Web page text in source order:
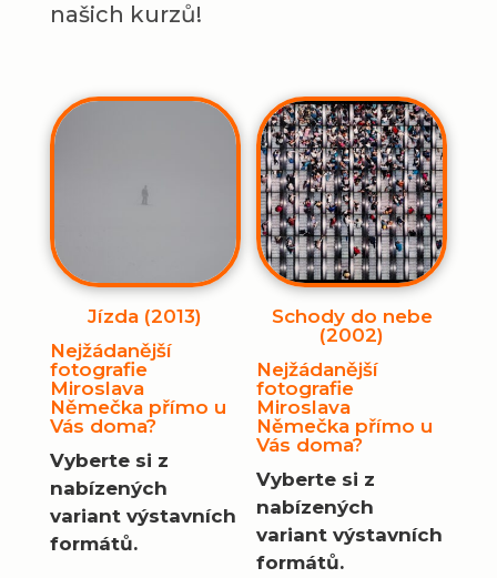
našich kurzů!
Jízda (2013)
Nejžádanější
fotografie
Miroslava
Němečka přímo u
Vás doma?
Vyberte si z
nabízených
variant výstavních
formátů.
Schody do nebe
(2002)
Nejžádanější
fotografie
Miroslava
Němečka přímo u
Vás doma?
Vyberte si z
nabízených
variant výstavních
formátů.